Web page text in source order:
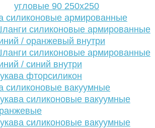
угловые 90 250х250
силиконовые армированные
силиконовые армированные
/ оранжевый внутри
силиконовые армированные
/ синий внутри
фторсиликон
силиконовые вакуумные
силиконовые вакуумные
силиконовые вакуумные